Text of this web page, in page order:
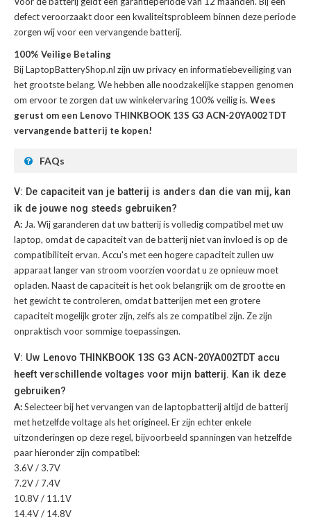
defect veroorzaakt door een kwaliteitsprobleem binnen deze periode
zorgen wij voor een vervangende batterij.
100% Veilige Betaling
Bij LaptopBatteryShop.nl zijn uw privacy en informatiebeveiliging van
het grootste belang. We hebben alle noodzakelijke stappen genomen
om ervoor te zorgen dat uw winkelervaring 100% veilig is. Wees
gerust om een Lenovo THINKBOOK 13S G3 ACN-20YA002TDT
vervangende batterij te kopen!
FAQs
V: De capaciteit van je batterij is anders dan die van mij, kan
ik de jouwe nog steeds gebruiken?
A: Ja. Wij garanderen dat uw batterij is volledig compatibel met uw
laptop, omdat de capaciteit van de batterij niet van invloed is op de
compatibiliteit ervan. Accu's met een hogere capaciteit zullen uw
apparaat langer van stroom voorzien voordat u ze opnieuw moet
opladen. Naast de capaciteit is het ook belangrijk om de grootte en
het gewicht te controleren, omdat batterijen met een grotere
capaciteit mogelijk groter zijn, zelfs als ze compatibel zijn. Ze zijn
onpraktisch voor sommige toepassingen.
V: Uw Lenovo THINKBOOK 13S G3 ACN-20YA002TDT accu
heeft verschillende voltages voor mijn batterij. Kan ik deze
gebruiken?
A:Selecteer bij het vervangen van de laptopbatterij altijd de batterij
met hetzelfde voltage als het origineel. Er zijn echter enkele
uitzonderingen op deze regel, bijvoorbeeld spanningen van hetzelfde
paar hieronder zijn compatibel:
3.6V / 3.7V
7.2V / 7.4V
10.8V / 11.1V
14.4V / 14.8V